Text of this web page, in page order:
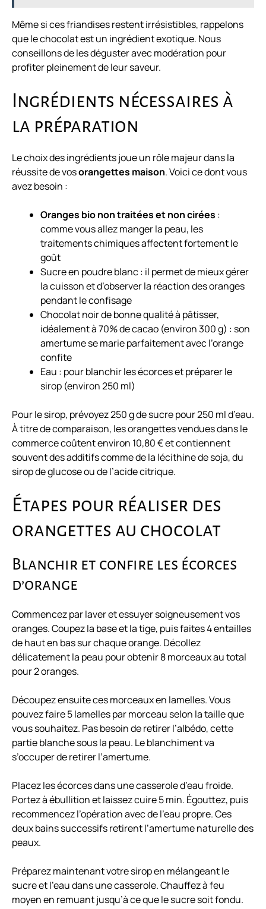
Même si ces friandises restent irrésistibles, rappelons
que le chocolat est un ingrédient exotique. Nous
conseillons de les déguster avec modération pour
profiter pleinement de leur saveur.
Ingrédients nécessaires à
la préparation
Le choix des ingrédients joue un rôle majeur dans la
réussite de vosorangettes maison. Voici ce dont vous
avez besoin :
Oranges bio non traitées et non cirées :
comme vous allez manger la peau, les
traitements chimiques affectent fortement le
goût
Sucre en poudre blanc : il permet de mieux gérer
la cuisson et d’observer la réaction des oranges
pendant le confisage
Chocolat noir de bonne qualité à pâtisser,
idéalement à 70% de cacao (environ 300 g) : son
amertume se marie parfaitement avec l’orange
confite
Eau : pour blanchir les écorces et préparer le
sirop (environ 250 ml)
Pour le sirop, prévoyez 250 g de sucre pour 250 ml d’eau.
À titre de comparaison, les orangettes vendues dans le
commerce coûtent environ 10,80 € et contiennent
souvent des additifs comme de la lécithine de soja, du
sirop de glucose ou de l’acide citrique.
Étapes pour réaliser des
orangettes au chocolat
Blanchir et confire les écorces
d’orange
Commencez par laver et essuyer soigneusement vos
oranges. Coupez la base et la tige, puis faites 4 entailles
de haut en bas sur chaque orange. Décollez
délicatement la peau pour obtenir 8 morceaux au total
pour 2 oranges.
Découpez ensuite ces morceaux en lamelles. Vous
pouvez faire 5 lamelles par morceau selon la taille que
vous souhaitez. Pas besoin de retirer l’albédo, cette
partie blanche sous la peau. Le blanchiment va
s’occuper de retirer l’amertume.
Placez les écorces dans une casserole d’eau froide.
Portez à ébullition et laissez cuire 5 min. Égouttez, puis
recommencez l’opération avec de l’eau propre. Ces
deux bains successifs retirent l’amertume naturelle des
peaux.
Préparez maintenant votre sirop en mélangeant le
sucre et l’eau dans une casserole. Chauffez à feu
moyen en remuant jusqu’à ce que le sucre soit fondu.